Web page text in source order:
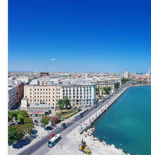
puoi perderti il mercato di San Lorenzo, dove
prodotti di pelle di alta qualità e articoli
Insomma, Firenze è una città che ti
bellezza, la sua cultura e la sua cucina. E
viaggiare in treno Italo per raggiungerla?
biglietto e preparati a scoprire una delle città
d'Italia. Non vediamo l'ora di darti il
degli artisti e dei sognatori.